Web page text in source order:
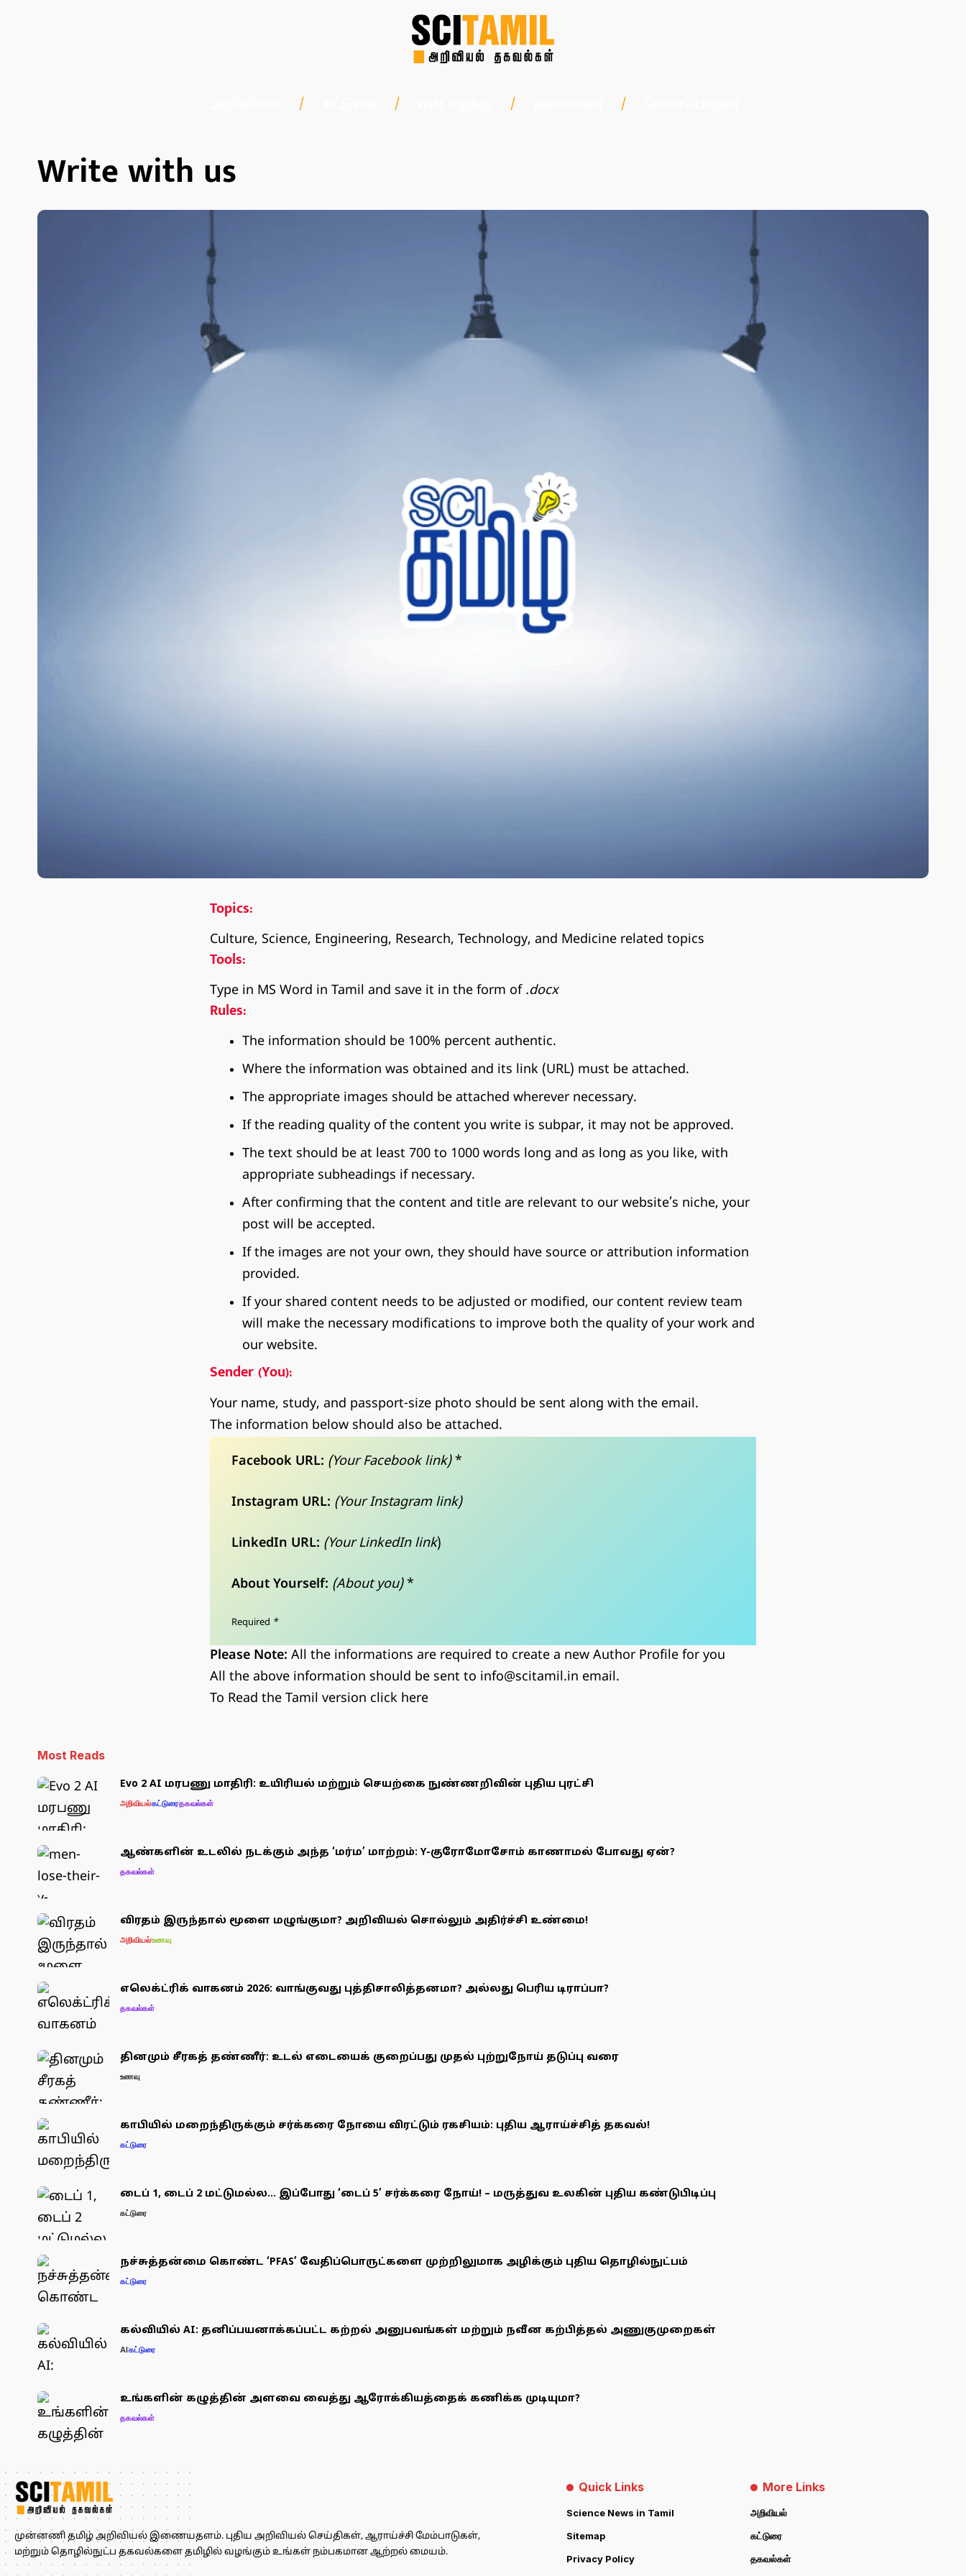
Write with us
Topics:
Culture, Science, Engineering, Research, Technology, and Medicine related topics
Tools:
Type in MS Word in Tamil and save it in the form of .docx
Rules:
The information should be 100% percent authentic.
Where the information was obtained and its link (URL) must be attached.
The appropriate images should be attached wherever necessary.
If the reading quality of the content you write is subpar, it may not be approved.
The text should be at least 700 to 1000 words long and as long as you like, with
appropriate subheadings if necessary.
After confirming that the content and title are relevant to our website’s niche, your
post will be accepted.
If the images are not your own, they should have source or attribution information
provided.
If your shared content needs to be adjusted or modified, our content review team
will make the necessary modifications to improve both the quality of your work and
our website.
Sender (You):
Your name, study, and passport-size photo should be sent along with the email.
The information below should also be attached.
Facebook URL: (Your Facebook link)*
Instagram URL: (Your Instagram link)
LinkedIn URL: (Your LinkedIn link)
About Yourself: (About you)*
Required *
Please Note: All the informations are required to create a new Author Profile for you
All the above information should be sent to info@scitamil.in email.
To Read the Tamil version click here
Most Reads
Evo 2 AI மரபணு மாதிரி: உயிரியல் மற்றும் செயற்கை நுண்ணறிவின் புதிய புரட்சி
அறிவியல்கட்டுரைதகவல்கள்
ஆண்களின் உடலில் நடக்கும் அந்த ‘மர்ம’ மாற்றம்: Y-குரோமோசோம் காணாமல் போவது ஏன்?
தகவல்கள்
விரதம் இருந்தால் மூளை மழுங்குமா? அறிவியல் சொல்லும் அதிர்ச்சி உண்மை!
அறிவியல்உணவு
எலெக்ட்ரிக் வாகனம் 2026: வாங்குவது புத்திசாலித்தனமா? அல்லது பெரிய டிராப்பா?
தகவல்கள்
தினமும் சீரகத் தண்ணீர்: உடல் எடையைக் குறைப்பது முதல் புற்றுநோய் தடுப்பு வரை
உணவு
காபியில் மறைந்திருக்கும் சர்க்கரை நோயை விரட்டும் ரகசியம்: புதிய ஆராய்ச்சித் தகவல்!
கட்டுரை
டைப் 1, டைப் 2 மட்டுமல்ல… இப்போது ‘டைப் 5’ சர்க்கரை நோய்! – மருத்துவ உலகின் புதிய கண்டுபிடிப்பு
கட்டுரை
நச்சுத்தன்மை கொண்ட ‘PFAS’ வேதிப்பொருட்களை முற்றிலுமாக அழிக்கும் புதிய தொழில்நுட்பம்
கட்டுரை
கல்வியில் AI: தனிப்பயனாக்கப்பட்ட கற்றல் அனுபவங்கள் மற்றும் நவீன கற்பித்தல் அணுகுமுறைகள்
AIகட்டுரை
உங்களின் கழுத்தின் அளவை வைத்து ஆரோக்கியத்தைக் கணிக்க முடியுமா?
தகவல்கள்
முன்னணி தமிழ் அறிவியல் இணையதளம். புதிய அறிவியல் செய்திகள், ஆராய்ச்சி மேம்பாடுகள்,
மற்றும் தொழில்நுட்ப தகவல்களை தமிழில் வழங்கும் உங்கள் நம்பகமான ஆற்றல் மையம்.
Quick Links
Science News in Tamil
Sitemap
Privacy Policy
More Links
அறிவியல்
கட்டுரை
தகவல்கள்